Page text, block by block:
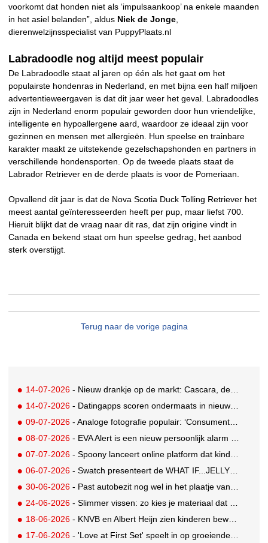
voorkomt dat honden niet als ‘impulsaankoop’ na enkele maanden
in het asiel belanden”, aldus Niek de Jonge
dierenwelzijnsspecialist van PuppyPlaats.nl
Labradoodle nog altijd meest populair
De Labradoodle staat al jaren op één als het gaat om het
populairste hondenras in Nederland, en met bijna een half miljoen
advertentieweergaven is dat dit jaar weer het geval. Labradoodles
zijn in Nederland enorm populair geworden door hun vriendelijke,
intelligente en hypoallergene aard, waardoor ze ideaal zijn voor
gezinnen en mensen met allergieën. Hun speelse en trainbare
karakter maakt ze uitstekende gezelschapshonden en partners in
verschillende hondensporten. Op de tweede plaats staat de
Labrador Retriever en de derde plaats is voor de Pomeriaan.
Opvallend dit jaar is dat de Nova Scotia Duck Tolling Retriever het
meest aantal geïnteresseerden heeft per pup, maar liefst 700.
Hieruit blijkt dat de vraag naar dit ras, dat zijn origine vindt in
Canada en bekend staat om hun speelse gedrag, het aanbod
sterk overstijgt.
Terug naar de vorige pagina
14-07-2026 - Nieuw drankje op de markt: Cascara, de zelfbenoemde gezonde vervanging voor derde kop koffie
14-07-2026 - Datingapps scoren ondermaats in nieuw app-onderzoek, toch blijft gebruik groeien
09-07-2026 - Analoge fotografie populair: ‘Consumenten zoeken beleving, niet alleen perfectie’
08-07-2026 - EVA Alert is een nieuw persoonlijk alarm dat je aan je tas hangt
07-07-2026 - Spoony lanceert online platform dat kinderen tot 12 jaar helpt gezonde eetgewoonten te ontwikkelen
06-07-2026 - Swatch presenteert de WHAT IF...JELLY? collectie
30-06-2026 - Past autobezit nog wel in het plaatje van vandaag?
24-06-2026 - Slimmer vissen: zo kies je materiaal dat bij je water en techniek past
18-06-2026 - KNVB en Albert Heijn zien kinderen bewuster eten en meer bewegen
17-06-2026 - 'Love at First Set' speelt in op groeiende gym crush-trend